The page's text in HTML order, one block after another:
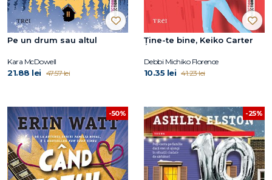
Pe un drum sau altul
Kara McDowell
21.88 lei 47.57 lei
Ține-te bine, Keiko Carter
Debbi Michiko Florence
10.35 lei 41.23 lei
-50% -25%